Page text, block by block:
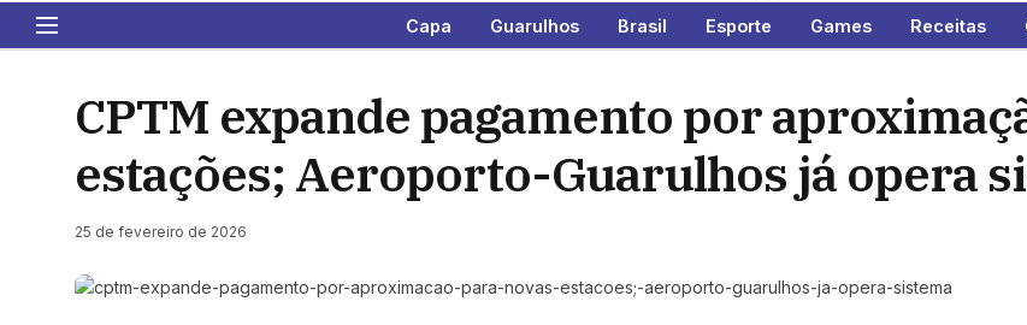
Capa Guarulhos Brasil Esporte Games Receitas
CPTM expande pagamento por
estações; Aeroporto-Guarulhos já opera
25 de fevereiro de 2026